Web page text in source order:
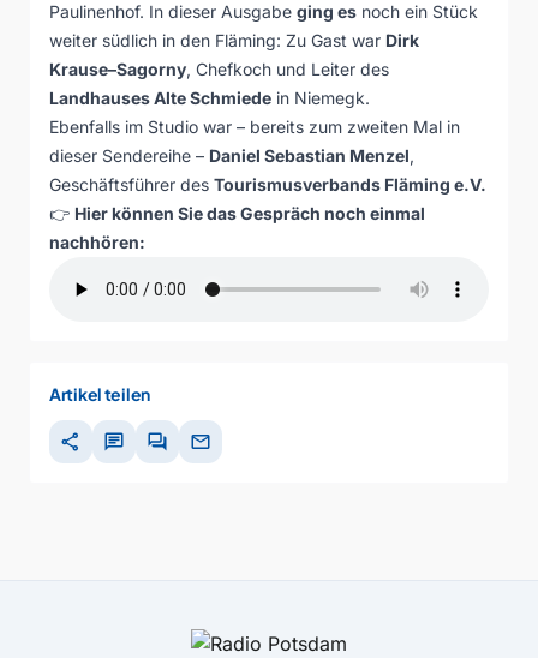
Paulinenhof. In dieser Ausgabe ging es noch ein Stück
weiter südlich in den Fläming: Zu Gast war Dirk
Krause–Sagorny, Chefkoch und Leiter des
Landhauses Alte Schmiede in Niemegk.
Ebenfalls im Studio war – bereits zum zweiten Mal in
dieser Sendereihe – Daniel Sebastian Menzel,
Geschäftsführer des Tourismusverbands Fläming e.V.
👉 Hier können Sie das Gespräch noch einmal
nachhören:
Artikel teilen
share chat forum mail